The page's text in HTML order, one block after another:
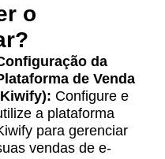
o
da
de Venda
Configure e
a plataforma
para gerenciar
vendas de e-